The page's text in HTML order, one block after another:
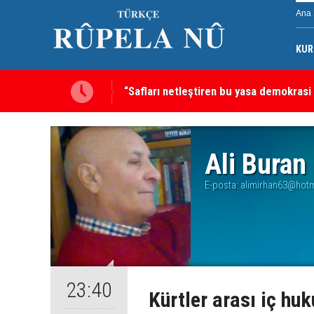
Ana
Türkiye, Suudi Arabistan ve
sayılacak
Ali Buran
E-posta:
23:40 Kürtler arası iç